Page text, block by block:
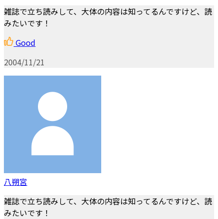
雑誌で立ち読みして、大体の内容は知ってるんですけど、読
みたいです！
Good
2004/11/21
八朔宮
雑誌で立ち読みして、大体の内容は知ってるんですけど、読
みたいです！